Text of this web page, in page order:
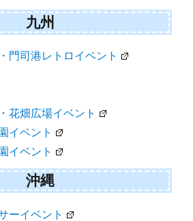
九州
門司港レトロイベント
花畑広場イベント
イベント
イベント
沖縄
ーイベント